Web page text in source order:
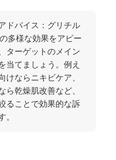
ドバイス：グリチル
多様な効果をアピー
ターゲットのメイン
当てましょう。例え
けならニキビケア、
ら乾燥肌改善など、
ることで効果的な訴
。